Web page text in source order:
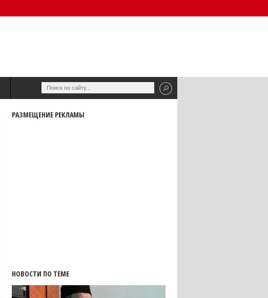
РАЗМЕЩЕНИЕ РЕКЛАМЫ
НОВОСТИ ПО ТЕМЕ